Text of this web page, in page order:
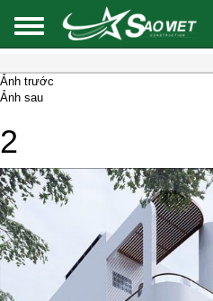
Ảnh trước
Ảnh sau
2